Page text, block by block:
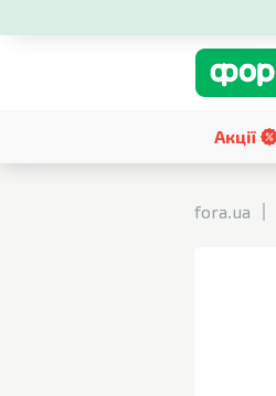
Акції
fora.ua